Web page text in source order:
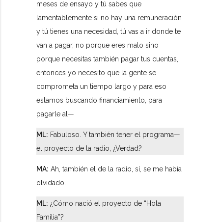
meses de ensayo y tú sabes que
lamentablemente si no hay una remuneración
y tú tienes una necesidad, tú vas a ir donde te
van a pagar, no porque eres malo sino
porque necesitas también pagar tus cuentas,
entonces yo necesito que la gente se
comprometa un tiempo largo y para eso
estamos buscando financiamiento, para
pagarle al—
ML: Fabuloso. Y también tener el programa—
el proyecto de la radio, ¿Verdad?
MA: Ah, también el de la radio, sí, se me había
olvidado.
ML: ¿Cómo nació el proyecto de “Hola
Familia”?